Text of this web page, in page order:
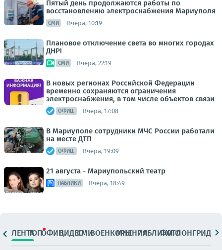
Пятый день продолжаются работы по
восстановлению электроснабжения Мариуполя
СМИ Вчера, 10:19
Плановое отключение света во многих городах
ДНР!
СМИ Вчера, 22:19
В новых регионах Российской Федерации
временно сохраняются ограничения
электроснабжения, в том числе объектов связи
ОФИЦ. Вчера, 17:08
В Мариуполе сотрудники МЧС России работали
на месте ДТП
ОФИЦ. Вчера, 19:09
21 августа - Мариупольский театр
ПАБЛИКИ Вчера, 18:49
ЛЕНТАТОПОФИЦ.ВИДЕОСМИВОЕНКОРЫМНЕНИЯПАБЛИКИ
ФОТОЛОНГРИДЫ